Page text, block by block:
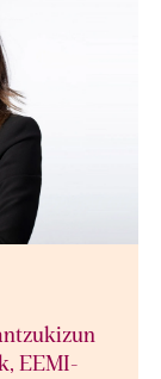
EEMI-